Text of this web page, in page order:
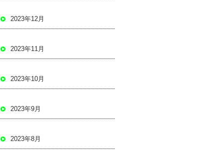
2023年12月
2023年11月
2023年10月
2023年9月
2023年8月